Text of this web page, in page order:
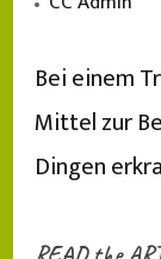
Bei einem
Mittel zur
Dingen